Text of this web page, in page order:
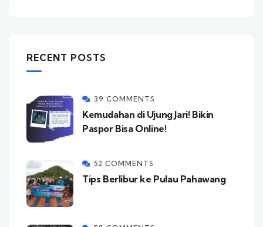
RECENT POSTS
39 COMMENTS
Kemudahan di Ujung Jari! Bikin
Paspor Bisa Online!
52 COMMENTS
Tips Berlibur ke Pulau Pahawang